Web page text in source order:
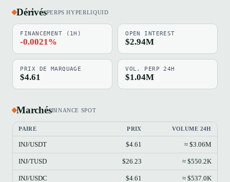
DérivésPERPS HYPERLIQUID
FINANCEMENT (1H)
-0.0021%
OPEN INTEREST
$2.94M
PRIX DE MARQUAGE
$4.61
VOL. PERP 24H
$1.04M
MarchésBINANCE SPOT
PAIRE PRIX VOLUME 24H
INJ/USDT $4.61 ≈ $3.06M
INJ/TUSD $26.23 ≈ $550.2K
INJ/USDC $4.61 ≈ $537.0K